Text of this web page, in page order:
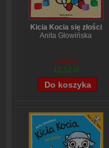
Kicia Kocia się złości
Anita Głowińska
14,90 zł
12,12 zł